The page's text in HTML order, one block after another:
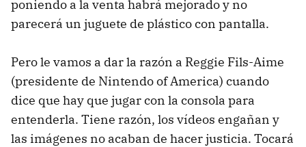
poniendo a la venta habrá mejorado y no
parecerá un juguete de plástico con pantalla.
Pero le vamos a dar la razón a Reggie Fils-Aime
(presidente de Nintendo of America) cuando
dice que hay que jugar con la consola para
entenderla. Tiene razón, los vídeos engañan y
las imágenes no acaban de hacer justicia. Tocará